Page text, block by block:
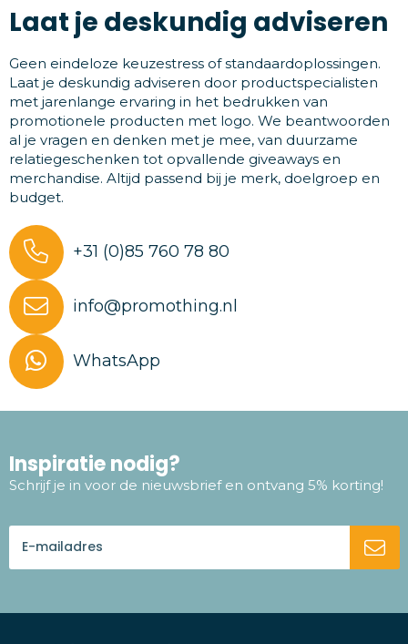
Laat je deskundig adviseren
Geen eindeloze keuzestress of standaardoplossingen.
Laat je deskundig adviseren door productspecialisten
met jarenlange ervaring in het bedrukken van
promotionele producten met logo. We beantwoorden
al je vragen en denken met je mee, van duurzame
relatiegeschenken tot opvallende giveaways en
merchandise. Altijd passend bij je merk, doelgroep en
budget.
+31 (0)85 760 78 80
info@promothing.nl
WhatsApp
Inspiratie nodig?
Schrijf je in voor de nieuwsbrief en ontvang 5% korting!